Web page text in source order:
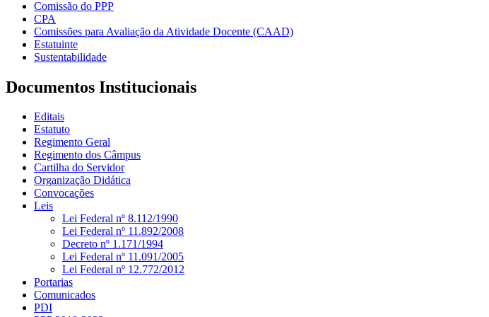
Comissão do PPP
CPA
Comissões para Avaliação da Atividade Docente (CAAD)
Estatuinte
Sustentabilidade
Documentos Institucionais
Editais
Estatuto
Regimento Geral
Regimento dos Câmpus
Cartilha do Servidor
Organização Didática
Convocações
Leis
Lei Federal nº 8.112/1990
Lei Federal nº 11.892/2008
Decreto nº 1.171/1994
Lei Federal nº 11.091/2005
Lei Federal nº 12.772/2012
Portarias
Comunicados
PDI